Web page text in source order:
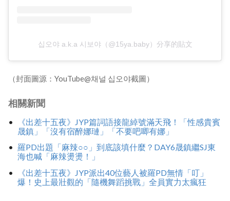
십오야 a.k.a 시보야（@15ya.baby）分享的貼文
（封面圖源：YouTube@채널 십오야截圖）
相關新聞
《出差十五夜》JYP篇詞語接龍綽號滿天飛！「性感貴賓
晟鎮」「沒有宿醉娜璉」「不要吧唧有娜」
羅PD出題「麻辣○○」到底該填什麼？DAY6晟鎮繼SJ東
海也喊「麻辣燙燙！」
《出差十五夜》JYP派出40位藝人被羅PD無情「叮」
爆！史上最壯觀的「隨機舞蹈挑戰」全員實力太瘋狂